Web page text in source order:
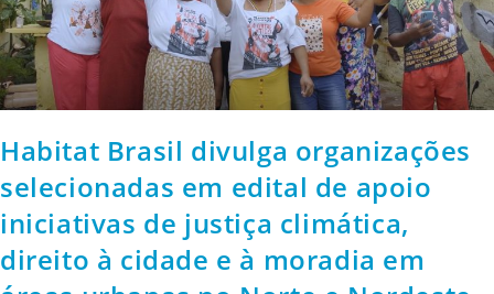
Habitat Brasil divulga organizações
selecionadas em edital de apoio
iniciativas de justiça climática,
direito à cidade e à moradia em